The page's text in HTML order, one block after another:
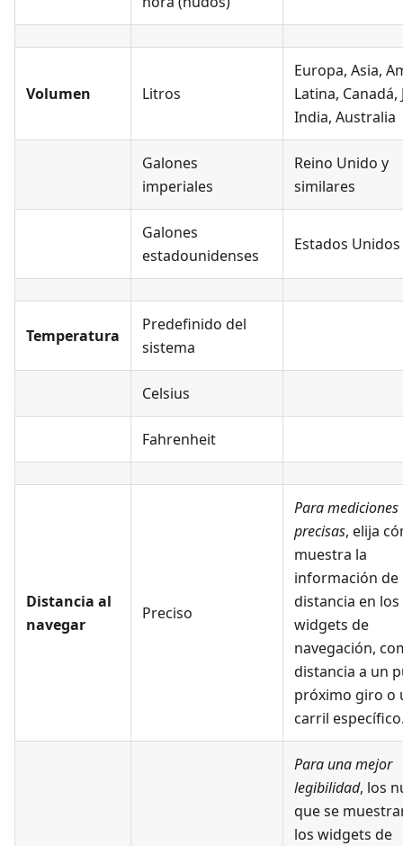
Volumen Litros
Europa, Asia,
Latina, Canadá,
India, Australia
Galones
imperiales
Reino Unido y
similares
Galones
estadounidenses
Estados Unidos
Temperatura
Predefinido del
sistema
Celsius
Fahrenheit
Distancia al
navegar
Preciso
Para mediciones
precisas, elija
muestra la
información de
distancia en los
widgets de
navegación,
distancia a un
próximo giro o
carril
Para una mejor
legibilidad, los
que se
los widgets de